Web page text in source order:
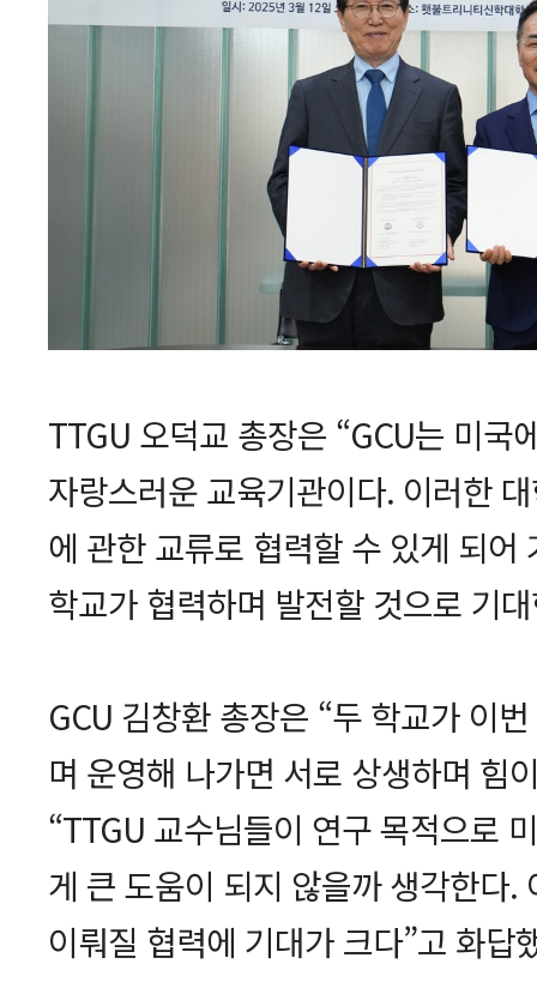
TTGU 오덕교 총장은 “GCU는 미국
자랑스러운 교육기관이다. 이러한
에 관한 교류로 협력할 수 있게 되어
학교가 협력하며 발전할 것으로 기
GCU 김창환 총장은 “두 학교가 이
며 운영해 나가면 서로 상생하며 힘
“TTGU 교수님들이 연구 목적으로
게 큰 도움이 되지 않을까 생각한다.
이뤄질 협력에 기대가 크다”고 화답